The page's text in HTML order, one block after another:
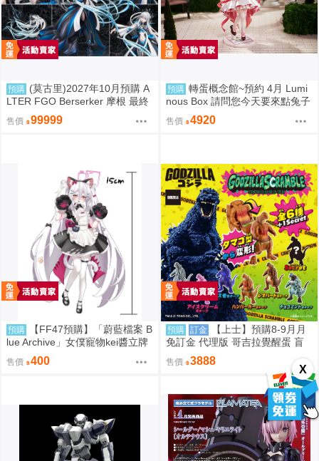
X
預購 (莫古里)2027年10月預購 A
LTER FGO Berserker 摩根 最終
再臨Ver. 1/7 免訂金 0920
售價 99999
預購 轉蛋概念館~預約 4月 Lumi
nous Box 請問您今天要來點兔子
嗎？ 心愛 禮服Ver 1/7 免訂金
售價 4920
預購
【FF47預購】「蔚藍檔案 B
lue Archive」女僕寵物kei醬立牌
15cm 【迪達迪達達】
售價 400
預購 訂金
【上士】預購8-9月月
免訂金 代理版 哥吉拉覺醒蛋 盲
盒 全6款+1隱藏 中盒12入 0813
售價 3888